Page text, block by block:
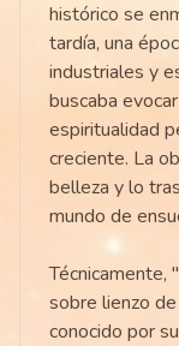
histórico se
tardía, una
industriales y
buscaba
espiritualidad
creciente. La
belleza y lo
mundo de
Técnicamente,
sobre lienzo
conocido por